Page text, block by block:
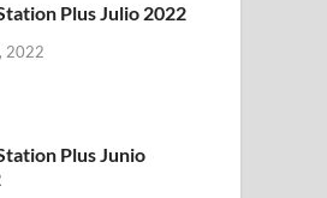
Plus Julio 2022
2022
Plus Junio